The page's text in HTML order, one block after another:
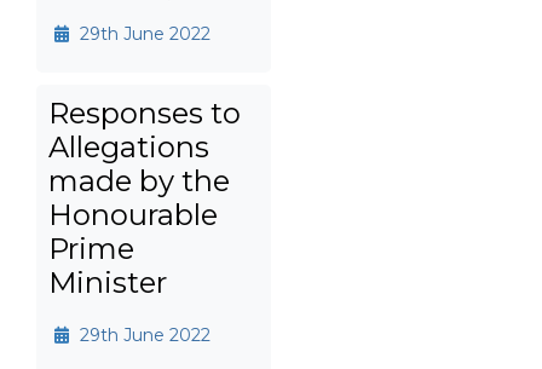
29th June 2022
Responses to
Allegations
made by the
Honourable
Prime
Minister
29th June 2022